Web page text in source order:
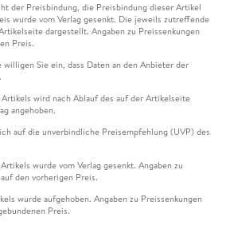
der Preisbindung, die Preisbindung dieser Artikel
wurde vom Verlag gesenkt. Die jeweils zutreffende
dargestellt. Angaben zu Preissenkungen
Preis.
Sie ein, dass Daten an den Anbieter der
wird nach Ablauf des auf der Artikelseite
angehoben.
auf die unverbindliche Preisempfehlung (UVP) des
wurde vom Verlag gesenkt. Angaben zu
den vorherigen Preis.
wurde aufgehoben. Angaben zu Preissenkungen
Preis.